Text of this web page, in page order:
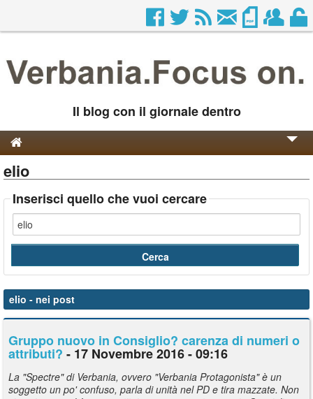
Il blog con il giornale dentro
Genesi e Storia
Contatti
elio
Inserisci quello che vuoi cercare
elio - nei post
Gruppo nuovo in Consiglio? carenza di numeri o
attributi? - 17 Novembre 2016 - 09:16
La "Spectre" di Verbania, ovvero "Verbania Protagonista" è un
soggetto un po' confuso, parla di unità nel PD e tira mazzate. Non